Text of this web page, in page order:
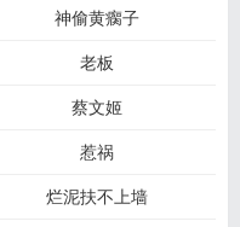
神偷黄瘸子
老板
蔡文姬
惹祸
烂泥扶不上墙